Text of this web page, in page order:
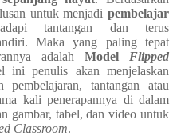
untuk menjadi pembelajar
tantangan dan terus
Maka yang paling tepat
adalahModel Flipped
ini penulis akan menjelaskan
tantangan atau
kali penerapannya di dalam
gambar, tabel, dan video untuk
Classroom.